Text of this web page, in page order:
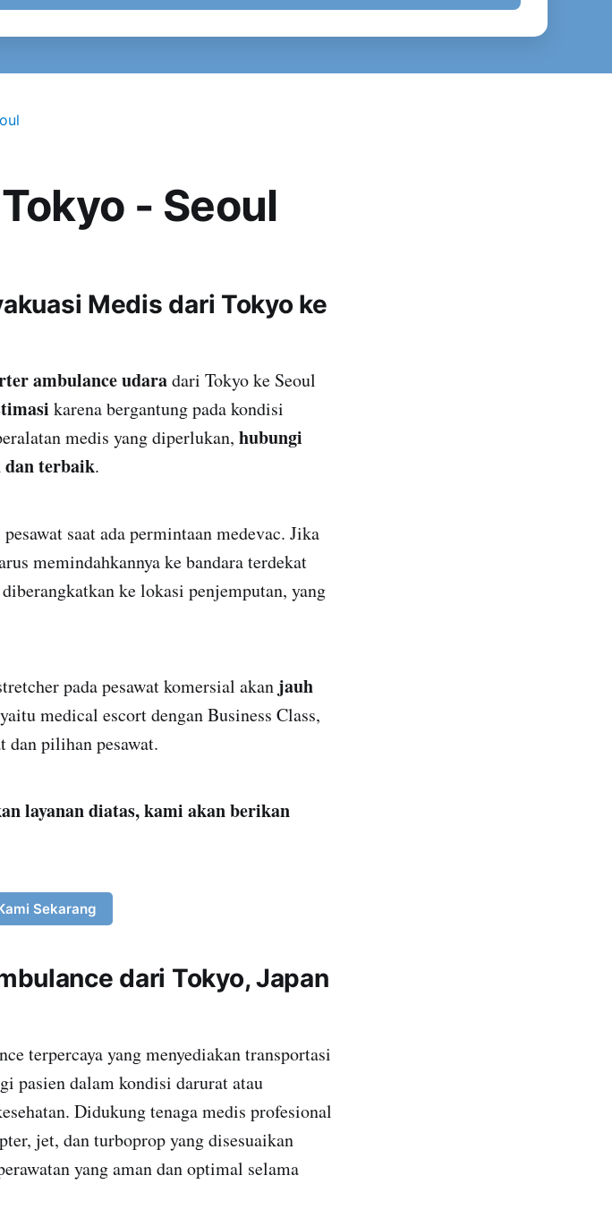
- Seoul
Medis dari Tokyo ke
ambulance udaradari Tokyo ke Seoul
karena bergantung pada kondisi
medis yang diperlukan, hubungi
terbaik.
saat ada permintaan medevac. Jika
memindahkannya ke bandara terdekat
ke lokasi penjemputan, yang
pada pesawat komersial akan jauh
yaitu medical escort dengan Business Class,
dan pilihan pesawat.
layanan diatas, kami akan berikan
Sekarang
dari Tokyo, Japan
terpercaya yang menyediakan transportasi
pasien dalam kondisi darurat atau
Didukung tenaga medis profesional
jet, dan turboprop yang disesuaikan
yang aman dan optimal selama